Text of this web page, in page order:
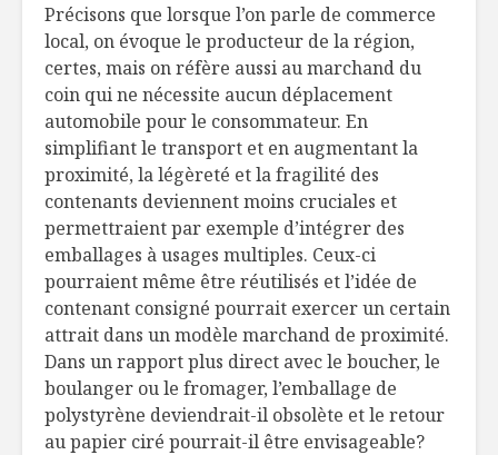
Précisons que lorsque l’on parle de commerce
local, on évoque le producteur de la région,
certes, mais on réfère aussi au marchand du
coin qui ne nécessite aucun déplacement
automobile pour le consommateur. En
simplifiant le transport et en augmentant la
proximité, la légèreté et la fragilité des
contenants deviennent moins cruciales et
permettraient par exemple d’intégrer des
emballages à usages multiples. Ceux-ci
pourraient même être réutilisés et l’idée de
contenant consigné pourrait exercer un certain
attrait dans un modèle marchand de proximité.
Dans un rapport plus direct avec le boucher, le
boulanger ou le fromager, l’emballage de
polystyrène deviendrait-il obsolète et le retour
au papier ciré pourrait-il être envisageable?